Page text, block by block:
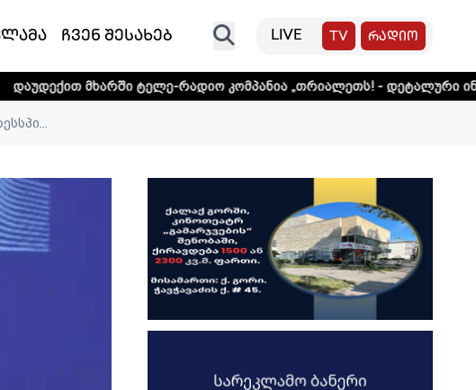
ჩვენ შესახებ LIVE TV რადიო
ტელე-რადიო კომპანია „თრიალეთს! - დეტალური